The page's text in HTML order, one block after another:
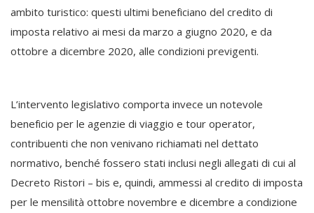
ambito turistico: questi ultimi beneficiano del credito di
imposta relativo ai mesi da marzo a giugno 2020, e da
ottobre a dicembre 2020, alle condizioni previgenti.
L’intervento legislativo comporta invece un notevole
beneficio per le agenzie di viaggio e tour operator,
contribuenti che non venivano richiamati nel dettato
normativo, benché fossero stati inclusi negli allegati di cui al
Decreto Ristori – bis e, quindi, ammessi al credito di imposta
per le mensilità ottobre novembre e dicembre a condizione